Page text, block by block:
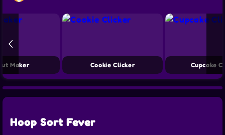
Maker Cookie Clicker Cupcake
Hoop Sort Fever